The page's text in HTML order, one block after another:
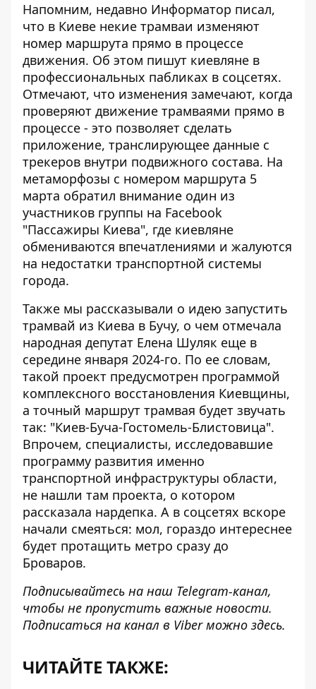
Напомним, недавно Информатор писал,
что в Киеве некие трамваи изменяют
номер маршрута прямо в процессе
движения. Об этом пишут киевляне в
профессиональных пабликах в соцсетях.
Отмечают, что изменения замечают, когда
проверяют движение трамваями прямо в
процессе - это позволяет сделать
приложение, транслирующее данные с
трекеров внутри подвижного состава. На
метаморфозы с номером маршрута 5
марта обратил внимание один из
участников группы на Facebook
"Пассажиры Киева", где киевляне
обмениваются впечатлениями и жалуются
на недостатки транспортной системы
города.
Также мы рассказывали о идею запустить
трамвай из Киева в Бучу, о чем отмечала
народная депутат Елена Шуляк еще в
середине января 2024-го. По ее словам,
такой проект предусмотрен программой
комплексного восстановления Киевщины,
а точный маршрут трамвая будет звучать
так: "Киев-Буча-Гостомель-Блистовица".
Впрочем, специалисты, исследовавшие
программу развития именно
транспортной инфраструктуры области,
не нашли там проекта, о котором
рассказала нардепка. А в соцсетях вскоре
начали смеяться: мол, гораздо интереснее
будет протащить метро сразу до
Броваров.
Подписывайтесь на наш Telegram-канал,
чтобы не пропустить важные новости.
Подписаться на канал в Viber можно здесь.
ЧИТАЙТЕ ТАКЖЕ: